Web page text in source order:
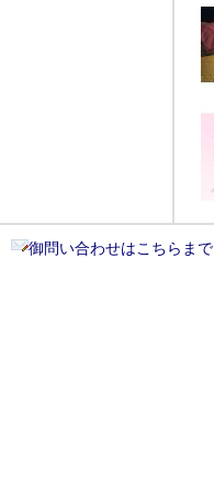
御問い合わせはこちらまで